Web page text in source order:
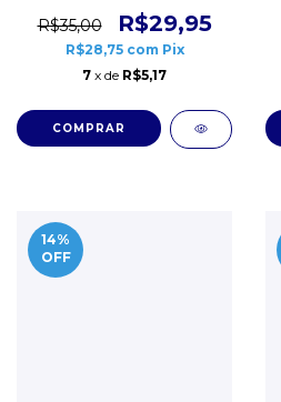
R$35,00
R$29,95
R$28,75 com Pix
7 x de R$5,17
14%
OFF